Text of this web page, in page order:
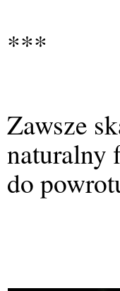
***
Zawsze
naturalny
do